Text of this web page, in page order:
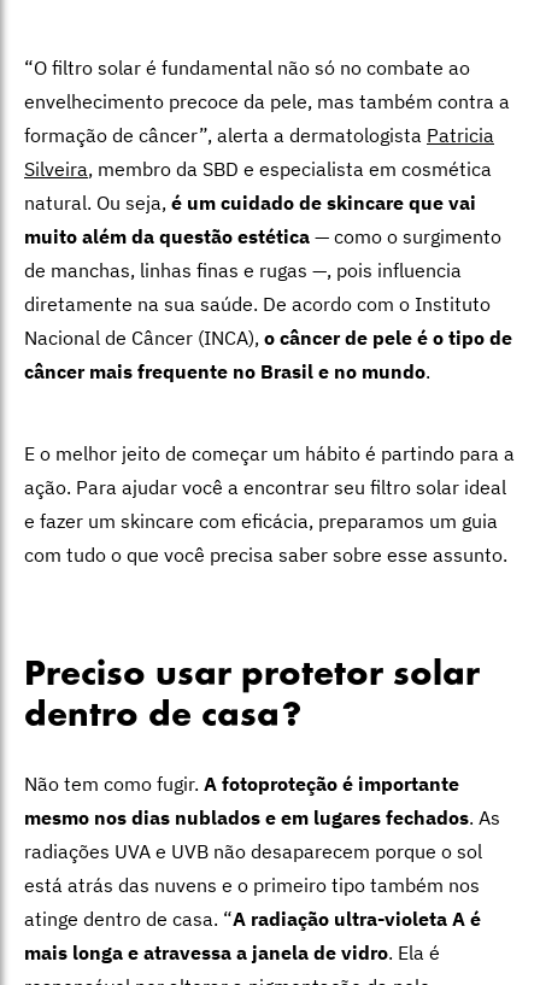
“O filtro solar é fundamental não só no combate ao
envelhecimento precoce da pele, mas também contra a
formação de câncer”, alerta a dermatologista Patricia
Silveira, membro da SBD e especialista em cosmética
natural. Ou seja, é um cuidado de skincare que vai
muito além da questão estética — como o surgimento
de manchas, linhas finas e rugas —, pois influencia
diretamente na sua saúde. De acordo com o Instituto
Nacional de Câncer (INCA), o câncer de pele é o tipo de
câncer mais frequente no Brasil e no mundo.
E o melhor jeito de começar um hábito é partindo para a
ação. Para ajudar você a encontrar seu filtro solar ideal
e fazer um skincare com eficácia, preparamos um guia
com tudo o que você precisa saber sobre esse assunto.
Preciso usar protetor solar
dentro de casa?
Não tem como fugir. A fotoproteção é importante
mesmo nos dias nublados e em lugares fechados. As
radiações UVA e UVB não desaparecem porque o sol
está atrás das nuvens e o primeiro tipo também nos
atinge dentro de casa. “A radiação ultra-violeta A é
mais longa e atravessa a janela de vidro. Ela é